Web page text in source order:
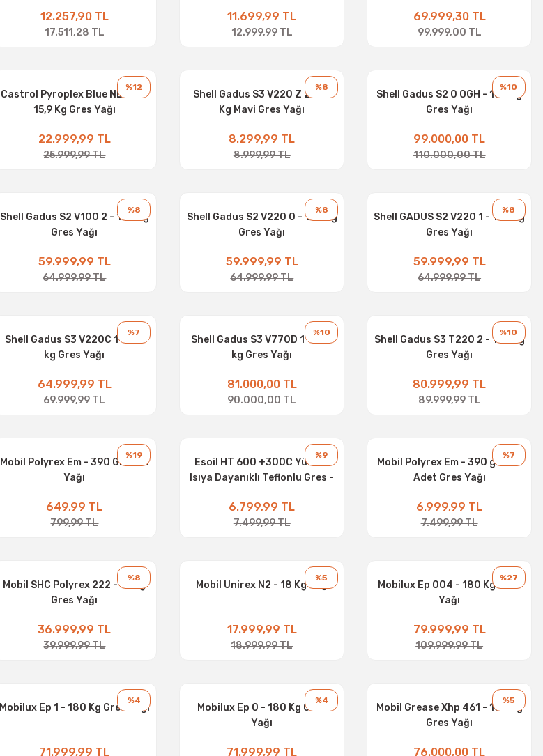
12.257,90 TL
17.511,28 TL
11.699,99 TL
12.999,99 TL
69.999,30 TL
99.999,00 TL
%12
Castrol Pyroplex Blue NLGI 2 -
15,9 Kg Gres Yağı
22.999,99 TL
25.999,99 TL
%8
Shell Gadus S3 V220 Z 2 - 18
Kg Mavi Gres Yağı
8.299,99 TL
8.999,99 TL
%10
Shell Gadus S2 0 OGH - 180 kg
Gres Yağı
99.000,00 TL
110.000,00 TL
%8
Shell Gadus S2 V100 2 - 180 kg
Gres Yağı
59.999,99 TL
64.999,99 TL
%8
Shell Gadus S2 V220 0 - 180 kg
Gres Yağı
59.999,99 TL
64.999,99 TL
%8
Shell GADUS S2 V220 1 - 180 kg
Gres Yağı
59.999,99 TL
64.999,99 TL
%7
Shell Gadus S3 V220C 1 -180
kg Gres Yağı
64.999,99 TL
69.999,99 TL
%10
Shell Gadus S3 V770D 1 - 180
kg Gres Yağı
81.000,00 TL
90.000,00 TL
%10
Shell Gadus S3 T220 2 - 180 kg
Gres Yağı
80.999,99 TL
89.999,99 TL
%19
Mobil Polyrex Em - 390 Gr Gres
Yağı
649,99 TL
799,99 TL
%9
Esoil HT 600 +300C Yüksek
Isıya Dayanıklı Teflonlu Gres -
6.799,99 TL
7.499,99 TL
%7
Mobil Polyrex Em - 390 gr x 12
Adet Gres Yağı
6.999,99 TL
7.499,99 TL
%8
Mobil SHC Polyrex 222 - 16 Kg
Gres Yağı
36.999,99 TL
39.999,99 TL
%5
Mobil Unirex N2 - 18 Kg Yağ
17.999,99 TL
18.999,99 TL
%27
Mobilux Ep 004 - 180 Kg Gres
Yağı
79.999,99 TL
109.999,99 TL
%4
Mobilux Ep 1 - 180 Kg Gres Yağı
71.999,99 TL
%4
Mobilux Ep 0 - 180 Kg Gres
Yağı
71.999,99 TL
%5
Mobil Grease Xhp 461 - 180 Kg
Gres Yağı
76.000,00 TL